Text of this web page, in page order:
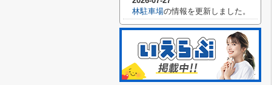
林駐車場の情報を更新しました。